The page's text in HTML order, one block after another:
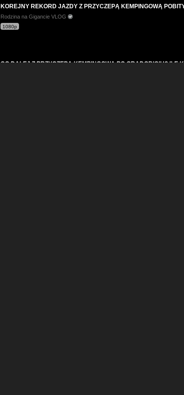
KOREJNY REKORD JAZDY Z PRZYCZEPĄ KEMPINGOWĄ
Rodzina na Gigancie VLOG
1080p
CO DALEJ Z PRZYCZEPĄ KEMPINGOWĄ PO GRADOBICIU? ILE